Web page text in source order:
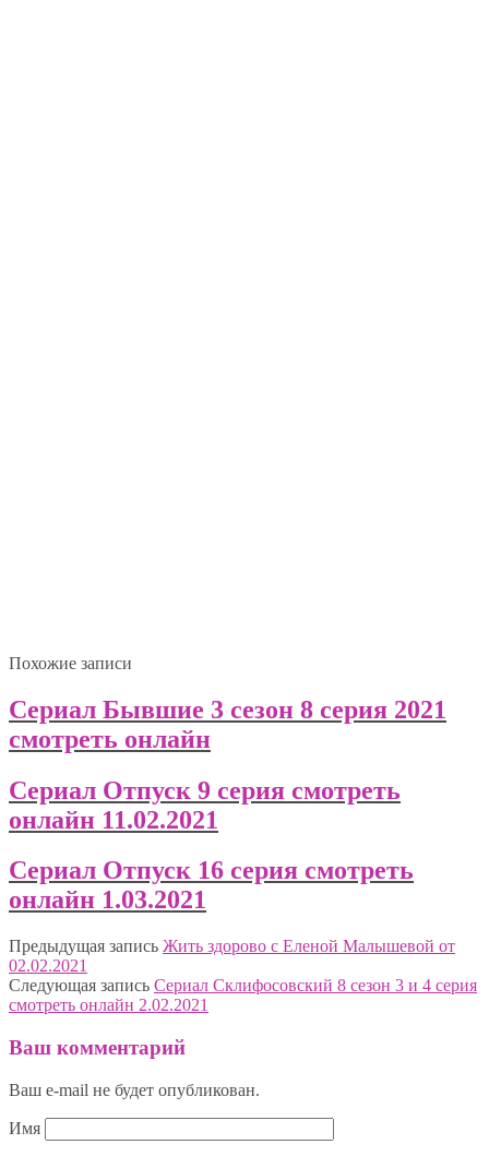
Похожие записи
Сериал Бывшие 3 сезон 8 серия 2021
смотреть онлайн
Сериал Отпуск 9 серия смотреть
онлайн 11.02.2021
Сериал Отпуск 16 серия смотреть
онлайн 1.03.2021
Предыдущая запись Жить здорово с Еленой Малышевой от
02.02.2021
Следующая запись Сериал Склифосовский 8 сезон 3 и 4 серия
смотреть онлайн 2.02.2021
Ваш комментарий
Ваш e-mail не будет опубликован.
Имя